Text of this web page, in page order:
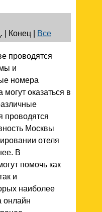
| Конец Все
проводятся
и
номера
могут оказаться в
проводятся
Москвы
отеля
В
помочь как
и
наиболее
онлайн